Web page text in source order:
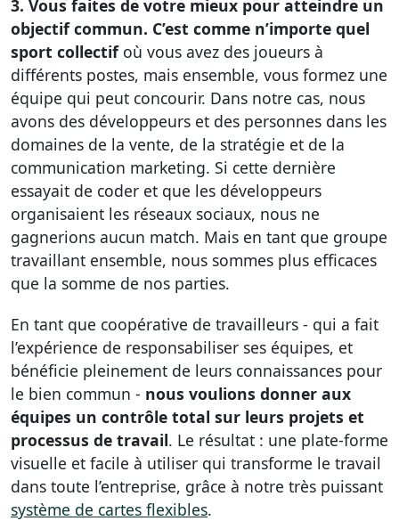
3. Vous faites de votre mieux pour atteindre un
objectif commun. C’est comme n’importe quel
sport collectifoù vous avez des joueurs à
différents postes, mais ensemble, vous formez une
équipe qui peut concourir. Dans notre cas, nous
avons des développeurs et des personnes dans les
domaines de la vente, de la stratégie et de la
communication marketing. Si cette dernière
essayait de coder et que les développeurs
organisaient les réseaux sociaux, nous ne
gagnerions aucun match. Mais en tant que groupe
travaillant ensemble, nous sommes plus efficaces
que la somme de nos parties.
En tant que coopérative de travailleurs - qui a fait
l’expérience de responsabiliser ses équipes, et
bénéficie pleinement de leurs connaissances pour
le bien commun - nous voulions donner aux
équipes un contrôle total sur leurs projets et
processus de travail. Le résultat : une plate-forme
visuelle et facile à utiliser qui transforme le travail
dans toute l’entreprise, grâce à notre très puissant
système de cartes flexibles.